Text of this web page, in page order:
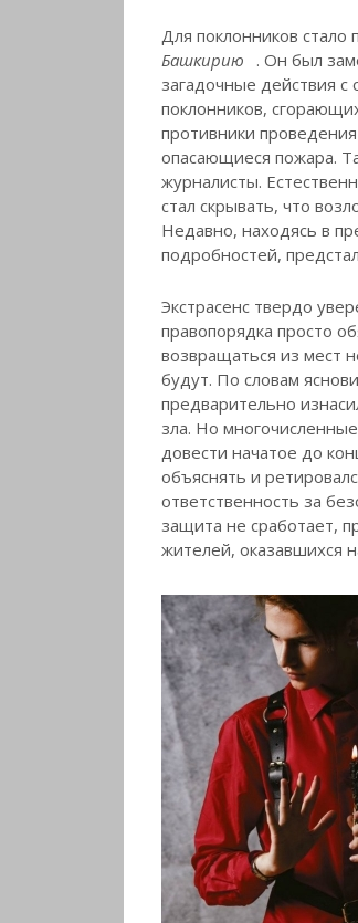
Для поклонников
Башкирию
. Он был
загадочные действия с
поклонников,
противники
опасающиеся пожара.
журналисты.
стал скрывать, что
Недавно, находясь в
подробностей,
Экстрасенс твердо
правопорядка просто
возвращаться из мест
будут. По словам
предварительно
зла. Но
довести начатое до
объяснять и
ответственность за
защита не сработает,
жителей, оказавшихся